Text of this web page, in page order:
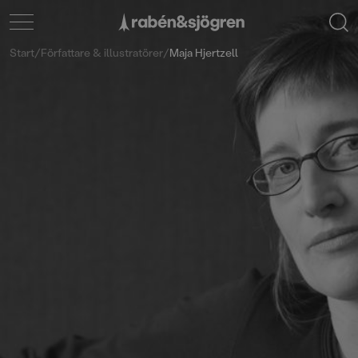
Start/Författare & illustratörer/Maja Hjertzell